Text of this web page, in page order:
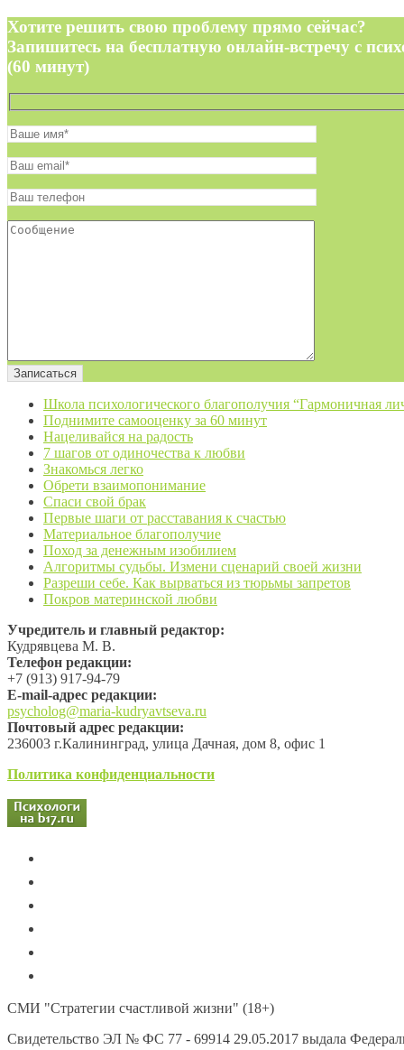
Хотите решить свою проблему прямо сейчас?
Запишитесь на бесплатную онлайн-встречу с
(60 минут)
Школа психологического благополучия “Гармоничная
Поднимите самооценку за 60 минут
Нацеливайся на радость
7 шагов от одиночества к любви
Знакомься легко
Обрети взаимопонимание
Спаси свой брак
Первые шаги от расставания к счастью
Материальное благополучие
Поход за денежным изобилием
Алгоритмы судьбы. Измени сценарий своей жизни
Разреши себе. Как вырваться из тюрьмы запретов
Покров материнской любви
Учредитель и главный редактор:
Кудрявцева М. В.
Телефон редакции:
+7 (913) 917-94-79
Е-mail-адрес редакции:
psycholog@maria-kudryavtseva.ru
Почтовый адрес редакции:
236003 г.Калининград, улица Дачная, дом 8, офис 1
Политика конфиденциальности
СМИ "Стратегии счастливой жизни" (18+)
Свидетельство ЭЛ № ФС 77 - 69914 29.05.2017 выдала